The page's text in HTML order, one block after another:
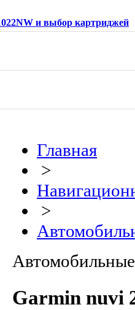
и выбор картриджей
Главная
>
>
Garmin nuvi